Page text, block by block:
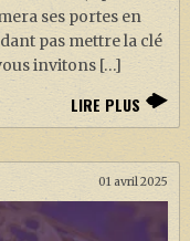
ses portes en
pas mettre la clé
invitons […]
LIRE PLUS
01 avril 2025